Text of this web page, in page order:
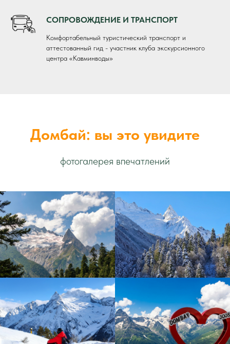
СОПРОВОЖДЕНИЕ И ТРАНСПОРТ
Комфортабельный туристический транспорт и
аттестованный гид - участник клуба экскурсионного
центра «Кавминводы»
Домбай: вы это увидите
фотогалерея впечатлений